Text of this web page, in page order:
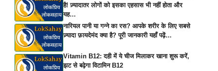
है! ज़्यादातर लोगों को इसका एहसास भी नहीं होता और
यह…
नारियल पानी या गन्ने का रस? आपके शरीर के लिए सबसे
ज़्यादा फ़ायदेमंद क्या है? पूरी जानकारी यहाँ पढ़ें…
Vitamin B12: दही में ये चीज मिलाकर खाना शुरू करें,
झट से बढ़ेगा विटामिन B12